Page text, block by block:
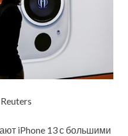
iPhone 13 с большими